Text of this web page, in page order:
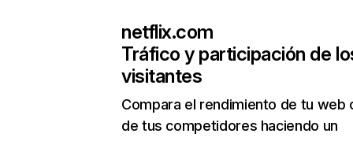
netflix.com
Tráfico y participación de
visitantes
Compara el rendimiento de tu web
de tus competidores haciendo un